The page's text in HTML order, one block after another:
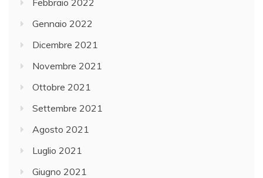
Gennaio 2022
Dicembre 2021
Novembre 2021
Ottobre 2021
Settembre 2021
Agosto 2021
Luglio 2021
Giugno 2021